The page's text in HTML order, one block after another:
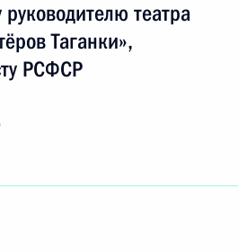
театра
Таганки»,
РСФСР